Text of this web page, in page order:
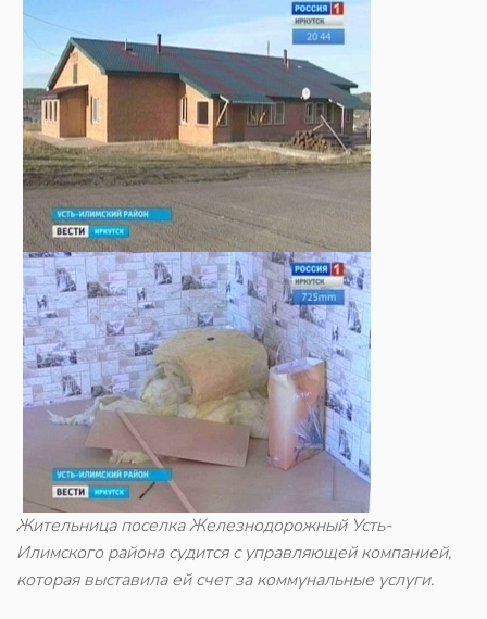
Жительница поселка Железнодорожный Усть-
Илимского района судится с управляющей компанией,
которая выставила ей счет за коммунальные услуги.